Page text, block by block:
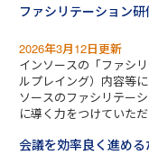
ファシリテーション研
2026年3月12日更新
インソースの「ファシ
ルプレイング）内容等
ソースのファシリテー
に導く力をつけていただ
会議を効率良く進め